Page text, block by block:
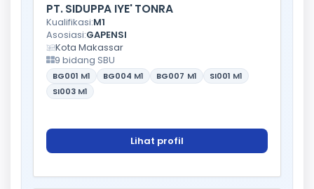
PT. SIDUPPA IYE' TONRA
Kualifikasi:M1
Asosiasi:GAPENSI
Kota Makassar
9 bidang SBU
BG001 M1 BG004 M1 BG007 M1 SI001 M1
SI003 M1
Lihat profil